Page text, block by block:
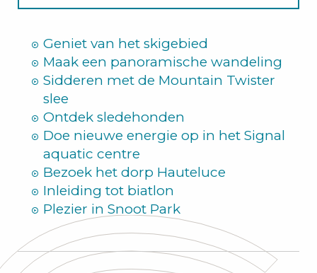
Geniet van het skigebied
Maak een panoramische wandeling
Sidderen met de Mountain Twister
slee
Ontdek sledehonden
Doe nieuwe energie op in het Signal
aquatic centre
Bezoek het dorp Hauteluce
Inleiding tot biatlon
Plezier in Snoot Park